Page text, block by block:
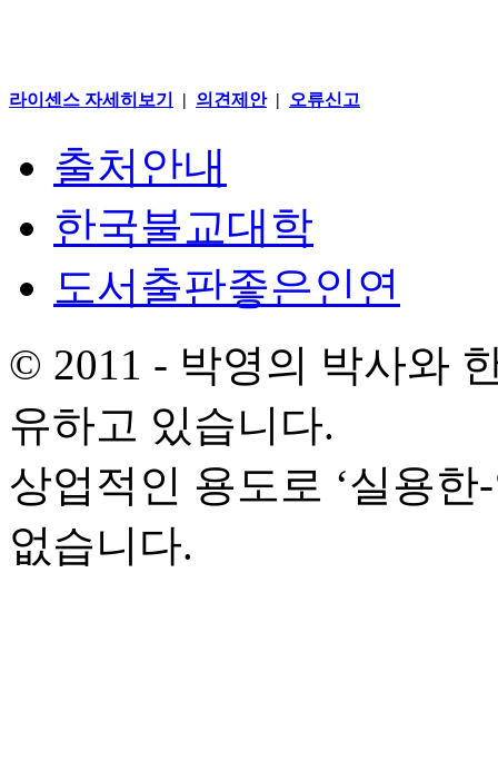
라이센스 자세히보기 | 의견제안| 오류신고
출처안내
한국불교대학
도서출판좋은인연
© 2011 - 박영의 박사와
유하고 있습니다.
상업적인 용도로 ‘실용
없습니다.